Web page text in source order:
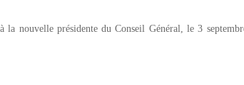
la nouvelle présidente du Conseil Général, le 3